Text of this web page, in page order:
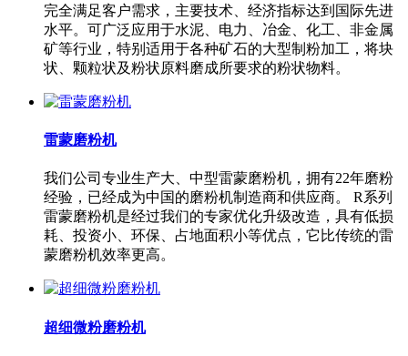
完全满足客户需求，主要技术、经济指标达到国际先进
水平。可广泛应用于水泥、电力、冶金、化工、非金属
矿等行业，特别适用于各种矿石的大型制粉加工，将块
状、颗粒状及粉状原料磨成所要求的粉状物料。
雷蒙磨粉机
我们公司专业生产大、中型雷蒙磨粉机，拥有22年磨粉
经验，已经成为中国的磨粉机制造商和供应商。 R系列
雷蒙磨粉机是经过我们的专家优化升级改造，具有低损
耗、投资小、环保、占地面积小等优点，它比传统的雷
蒙磨粉机效率更高。
超细微粉磨粉机